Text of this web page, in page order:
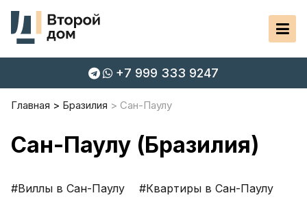
+7 999 333 9247
Главная Бразилия Сан-Паулу
Сан-Паулу (Бразилия)
#Виллы в Сан-Паулу #Квартиры в Сан-Паулу